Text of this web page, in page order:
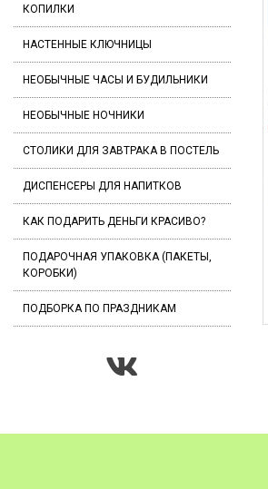
КОПИЛКИ
НАСТЕННЫЕ КЛЮЧНИЦЫ
НЕОБЫЧНЫЕ ЧАСЫ И БУДИЛЬНИКИ
НЕОБЫЧНЫЕ НОЧНИКИ
СТОЛИКИ ДЛЯ ЗАВТРАКА В ПОСТЕЛЬ
ДИСПЕНСЕРЫ ДЛЯ НАПИТКОВ
КАК ПОДАРИТЬ ДЕНЬГИ КРАСИВО?
ПОДАРОЧНАЯ УПАКОВКА (ПАКЕТЫ,
КОРОБКИ)
ПОДБОРКА ПО ПРАЗДНИКАМ